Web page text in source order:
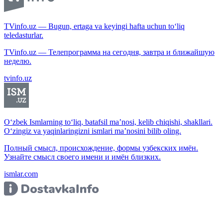
TVinfo.uz — Bugun, ertaga va keyingi hafta uchun to‘liq
teledasturlar.
TVinfo.uz — Телепрограмма на сегодня, завтра и ближайшую
неделю.
tvinfo.uz
O‘zbek Ismlarning to‘liq, batafsil ma’nosi, kelib chiqishi, shakllari.
O‘zingiz va yaqinlaringizni ismlari ma’nosini bilib oling.
Полный смысл, происхождение, формы узбекских имён.
Узнайте смысл своего имени и имён близких.
ismlar.com